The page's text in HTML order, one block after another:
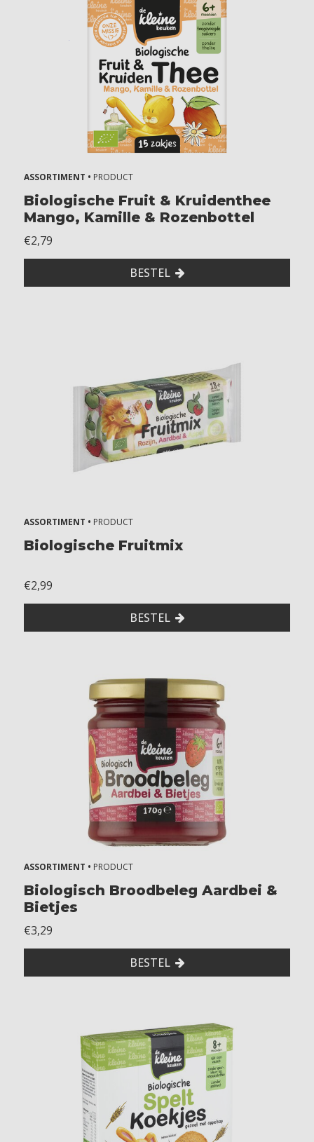
ASSORTIMENT • PRODUCT
Biologische Fruit & Kruidenthee
Mango, Kamille & Rozenbottel
€2,79
BESTEL
ASSORTIMENT • PRODUCT
Biologische Fruitmix
€2,99
BESTEL
ASSORTIMENT • PRODUCT
Biologisch Broodbeleg Aardbei &
Bietjes
€3,29
BESTEL